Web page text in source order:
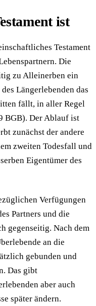
ist
Testament
Die
zu Alleinerben ein
Längerlebenden das
fällt, in aller Regel
BGB). Der Ablauf ist
zunächst der andere
zweiten Todesfall und
Eigentümer des
Verfügungen
Partners und die
gegenseitig. Nach dem
an die
gebunden und
Das gibt
aber auch
später ändern.